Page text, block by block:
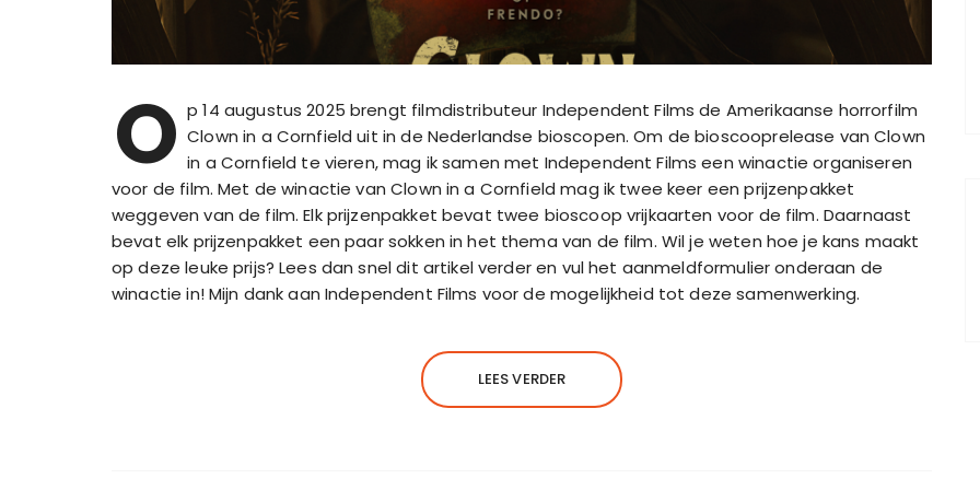
O p 14 augustus 2025 brengt filmdistributeur Independent Films de Amerikaanse horrorfilm
Clown in a Cornfield uit in de Nederlandse bioscopen. Om de bioscooprelease van Clown
in a Cornfield te vieren, mag ik samen met Independent Films een winactie organiseren
voor de film. Met de winactie van Clown in a Cornfield mag ik twee keer een prijzenpakket
weggeven van de film. Elk prijzenpakket bevat twee bioscoop vrijkaarten voor de film. Daarnaast
bevat elk prijzenpakket een paar sokken in het thema van de film. Wil je weten hoe je kans maakt
op deze leuke prijs? Lees dan snel dit artikel verder en vul het aanmeldformulier onderaan de
winactie in! Mijn dank aan Independent Films voor de mogelijkheid tot deze samenwerking.
LEES VERDER